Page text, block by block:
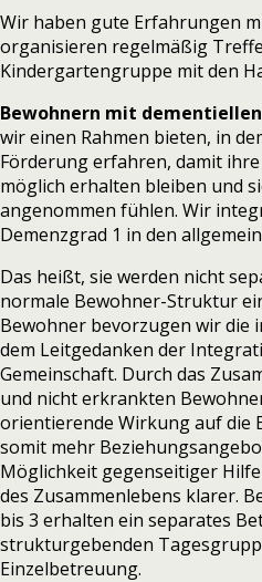
Wir haben gute Erfahrungen
organisieren regelmäßig
Kindergartengruppe mit den
Bewohnern mit
wir einen Rahmen bieten, in
Förderung erfahren, damit
möglich erhalten bleiben und
angenommen fühlen. Wir
Demenzgrad 1 in den
Das heißt, sie werden nicht
normale Bewohner-Struktur
Bewohner bevorzugen wir
dem Leitgedanken der
Gemeinschaft. Durch das
und nicht erkrankten
orientierende Wirkung auf die
somit mehr
Möglichkeit gegenseitiger
des Zusammenlebens klarer.
bis 3 erhalten ein separates
strukturgebenden
Einzelbetreuung.